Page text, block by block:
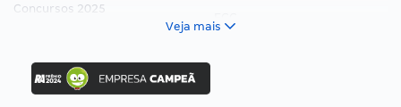
Concursos 2025
Concurso Ibama
Concurso MPU
Veja mais